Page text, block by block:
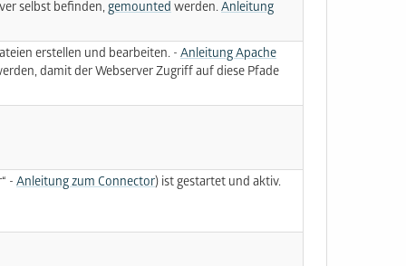
selbst befinden,gemountedwerden.Anleitung
erstellen und bearbeiten. - Anleitung Apache
damit der Webserver Zugriff auf diese Pfade
- Anleitung zum Connector) ist gestartet und aktiv.